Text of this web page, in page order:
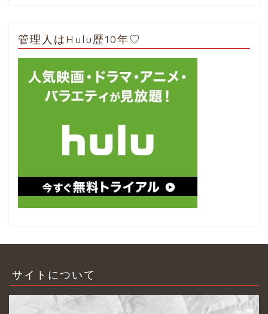
管理人はHulu歴10年♡
サイトについて